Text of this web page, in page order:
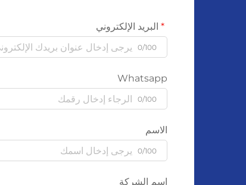
البريد الإلكتروني
0/100
Whatsapp
0/100
الاسم
0/100
اسم الشركة